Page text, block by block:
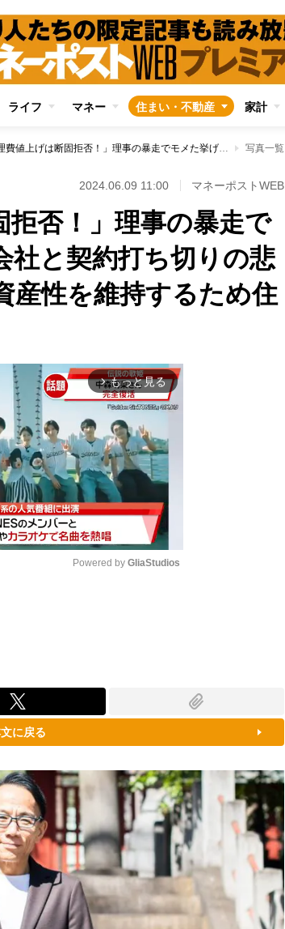
ライフ マネー 住まい・不動産 家計
「管理費値上げは断固拒否！」理事の暴走でモメた挙げ句に管理会社と契約打ち切りの悲劇も マンションの資産性を維持するため住民に何ができるか 写真一覧
2024.06.09 11:00 マネーポストWEB
拒否！」理事の暴走で
社と契約打ち切りの悲
性を維持するため住
arrow_forward_ios もっと見る
Powered by GliaStudios
に戻る